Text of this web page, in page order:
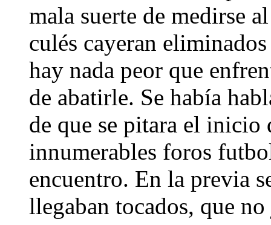
mala suerte de medirse
culés cayeran
hay nada peor que
de abatirle. Se había
de que se pitara el inicio
innumerables foros
encuentro. En la previa
llegaban tocados, que